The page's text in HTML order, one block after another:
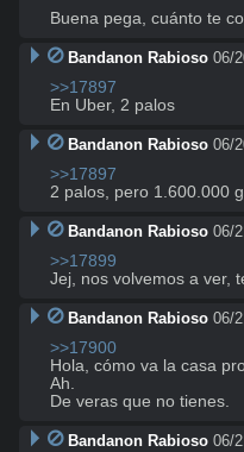
Buena pega, cuánto te
Bandanon Rabioso 06/
>>17897
En Uber, 2 palos
Bandanon Rabioso 06/
>>17897
2 palos, pero 1.600.000
Bandanon Rabioso 06/
>>17899
Jej, nos volvemos a ver,
Bandanon Rabioso 06/
>>17900
Hola, cómo va la casa
Ah.
De veras que no tienes.
Bandanon Rabioso 06/